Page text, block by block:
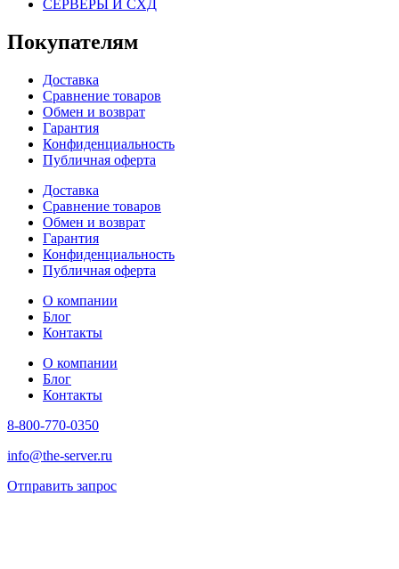
СЕРВЕРЫ И СХД
Покупателям
Доставка
Сравнение товаров
Обмен и возврат
Гарантия
Конфиденциальность
Публичная оферта
Доставка
Сравнение товаров
Обмен и возврат
Гарантия
Конфиденциальность
Публичная оферта
О компании
Блог
Контакты
О компании
Блог
Контакты
8-800-770-0350
info@the-server.ru
Отправить запрос